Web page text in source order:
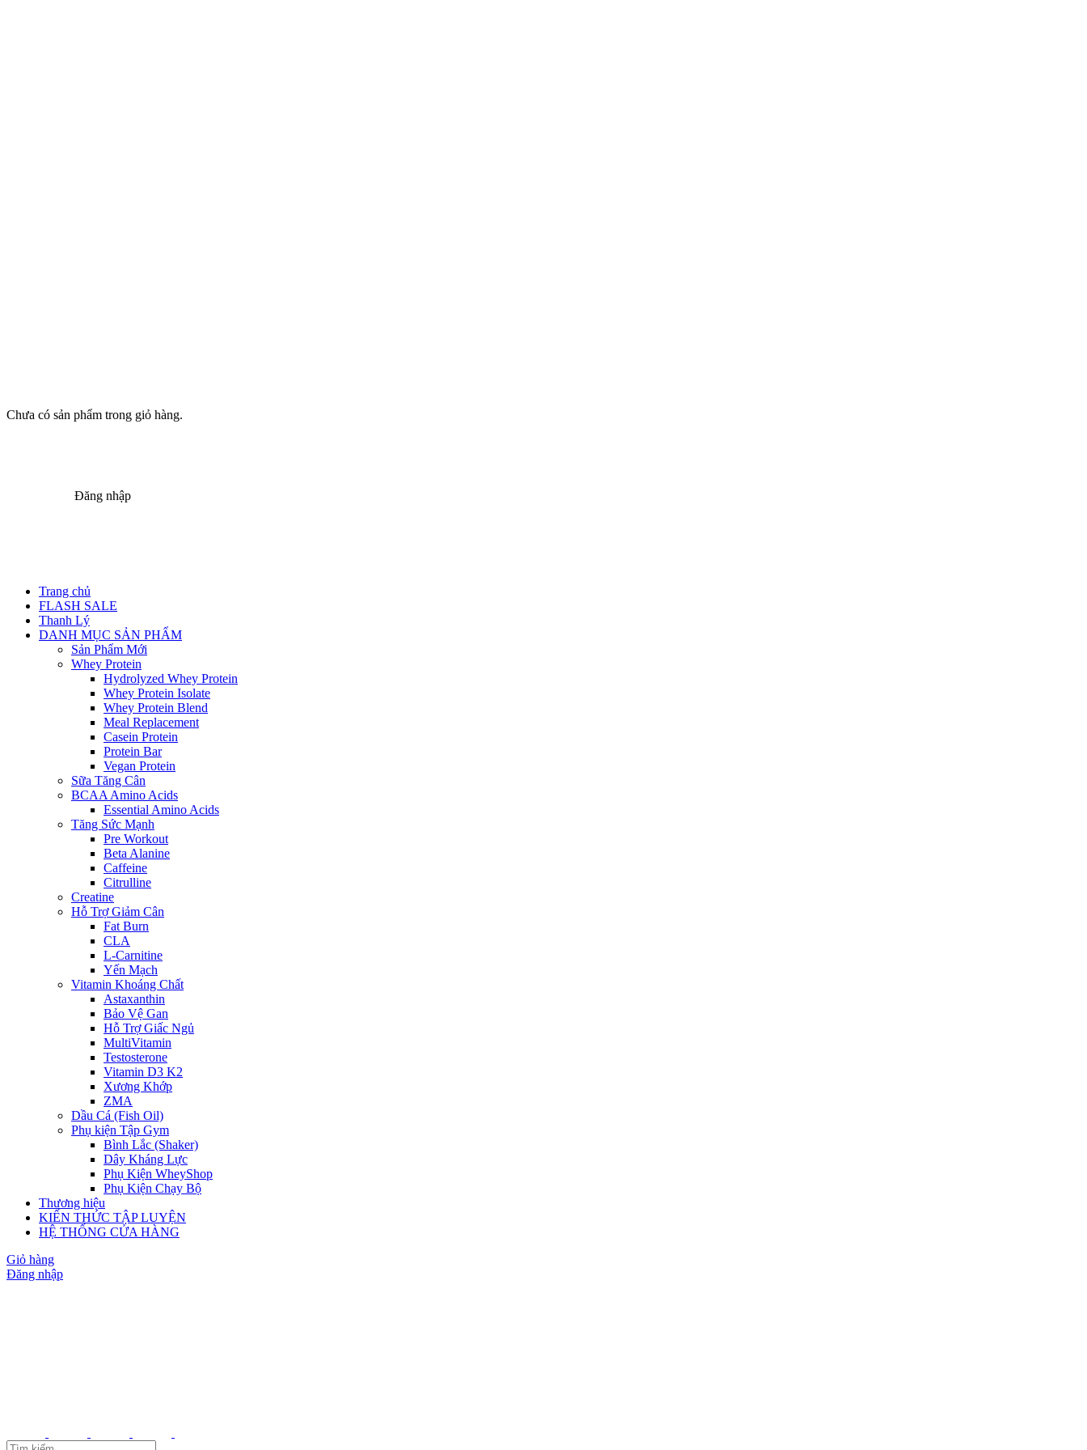
Chưa có sản phẩm trong giỏ hàng.
Đăng nhập
Trang chủ
FLASH SALE
Thanh Lý
DANH MỤC SẢN PHẨM
Sản Phẩm Mới
Whey Protein
Hydrolyzed Whey Protein
Whey Protein Isolate
Whey Protein Blend
Meal Replacement
Casein Protein
Protein Bar
Vegan Protein
Sữa Tăng Cân
BCAA Amino Acids
Essential Amino Acids
Tăng Sức Mạnh
Pre Workout
Beta Alanine
Caffeine
Citrulline
Creatine
Hỗ Trợ Giảm Cân
Fat Burn
CLA
L-Carnitine
Yến Mạch
Vitamin Khoáng Chất
Astaxanthin
Bảo Vệ Gan
Hỗ Trợ Giấc Ngủ
MultiVitamin
Testosterone
Vitamin D3 K2
Xương Khớp
ZMA
Dầu Cá (Fish Oil)
Phụ kiện Tập Gym
Bình Lắc (Shaker)
Dây Kháng Lực
Phụ Kiện WheyShop
Phụ Kiện Chạy Bộ
Thương hiệu
KIẾN THỨC TẬP LUYỆN
HỆ THỐNG CỬA HÀNG
Giỏ hàng
Đăng nhập